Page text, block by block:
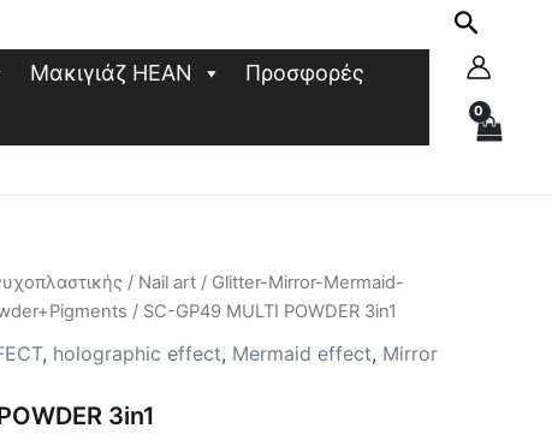
Μακιγιάζ HEAN
Προσφορές
/ Nail art / Glitter-Mirror-Mermaid-
/ SC-GP49 MULTI POWDER 3in1
, holographic effect, Mermaid effect, Mirror
3in1